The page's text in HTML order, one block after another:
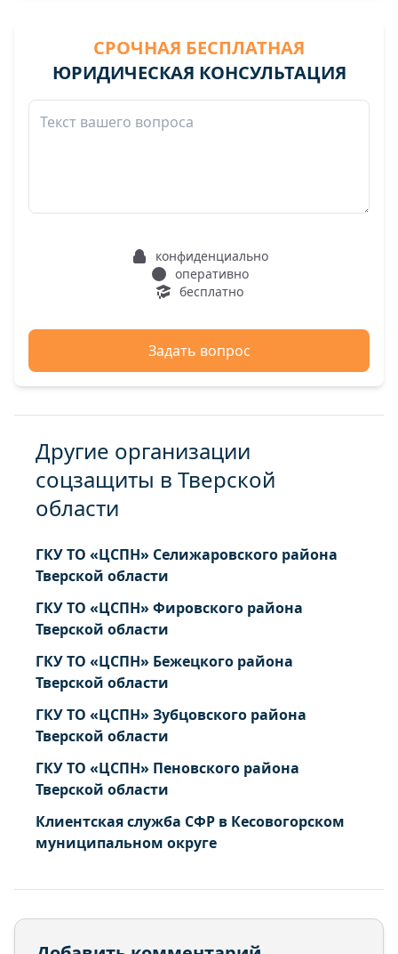
СРОЧНАЯ БЕСПЛАТНАЯ
ЮРИДИЧЕСКАЯ КОНСУЛЬТАЦИЯ
конфиденциально
оперативно
бесплатно
Задать вопрос
Другие организации
соцзащиты в Тверской
области
ГКУ ТО «ЦСПН» Селижаровского района
Тверской области
ГКУ ТО «ЦСПН» Фировского района
Тверской области
ГКУ ТО «ЦСПН» Бежецкого района
Тверской области
ГКУ ТО «ЦСПН» Зубцовского района
Тверской области
ГКУ ТО «ЦСПН» Пеновского района
Тверской области
Клиентская служба СФР в Кесовогорском
муниципальном округе